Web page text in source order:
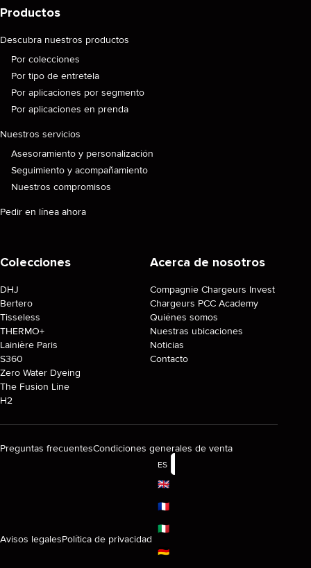
Productos
Descubra nuestros productos
Por colecciones
Por tipo de entretela
Por aplicaciones por segmento
Por aplicaciones en prenda
Nuestros servicios
Asesoramiento y personalización
Seguimiento y acompañamiento
Nuestros compromisos
Pedir en línea ahora
Colecciones
DHJ
Bertero
Tisseless
THERMO+
Lainière Paris
S360
Zero Water Dyeing
The Fusion Line
H2
Acerca de nosotros
Compagnie Chargeurs Invest
Chargeurs PCC Academy
Quiénes somos
Nuestras ubicaciones
Noticias
Contacto
Preguntas frecuentesCondiciones generales de venta
Avisos legalesPolítica de privacidad
ES
🇬🇧
🇫🇷
🇮🇹
🇩🇪